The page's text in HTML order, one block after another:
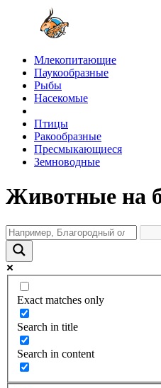
Млекопитающие
Паукообразные
Рыбы
Насекомые
Птицы
Ракообразные
Пресмыкающиеся
Земноводные
Животные на
Exact matches only
Search in title
Search in content